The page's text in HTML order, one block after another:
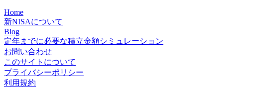
Home
新NISAについて
Blog
定年までに必要な積立金額シミュレーション
お問い合わせ
このサイトについて
プライバシーポリシー
利用規約